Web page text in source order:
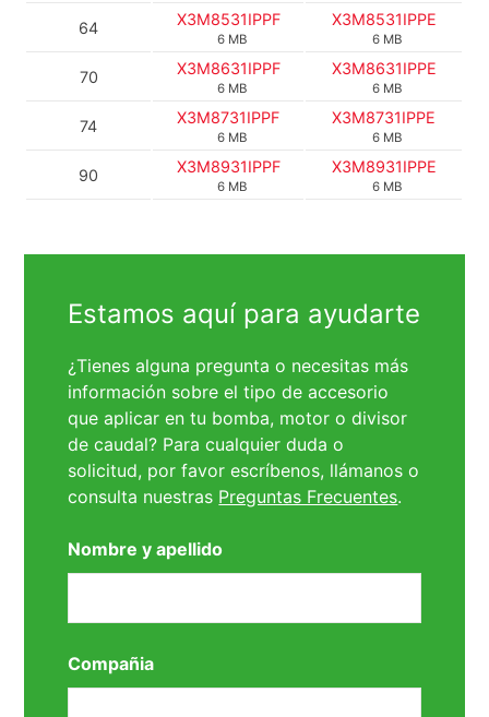
64 X3M8531IPPF
6 MB
X3M8531IPPE
6 MB
70 X3M8631IPPF
6 MB
X3M8631IPPE
6 MB
74 X3M8731IPPF
6 MB
X3M8731IPPE
6 MB
90 X3M8931IPPF
6 MB
X3M8931IPPE
6 MB
Estamos aquí para ayudarte
¿Tienes alguna pregunta o necesitas más
información sobre el tipo de accesorio
que aplicar en tu bomba, motor o divisor
de caudal? Para cualquier duda o
solicitud, por favor escríbenos, llámanos o
consulta nuestras Preguntas Frecuentes.
Nombre y apellido
Compañia